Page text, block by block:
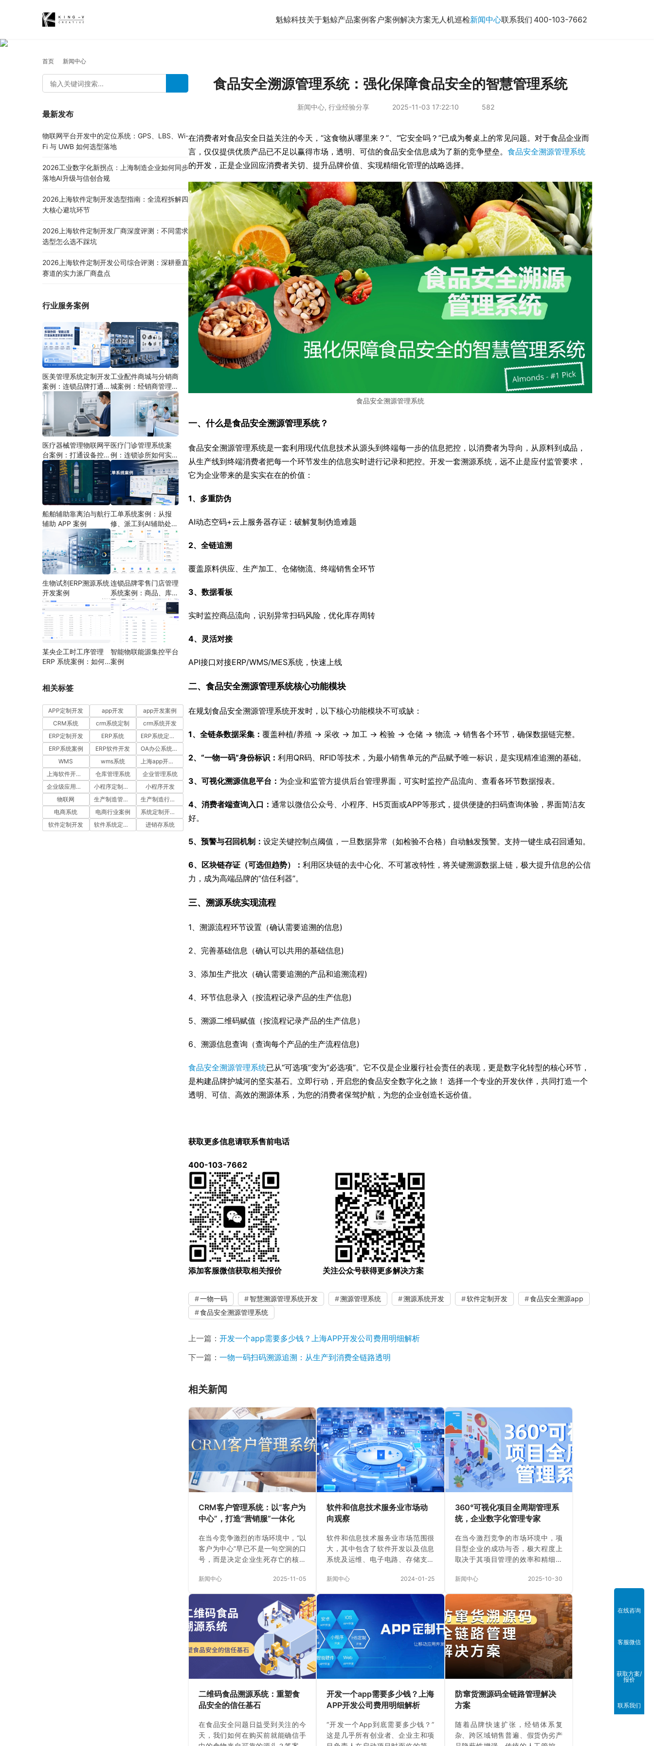
魁鲸科技关于魁鲸产品案例客户案例解决方案无人机巡检新闻中心联系我们 400-103-7662
首页 新闻中心
食品安全溯源管理系统：强化保障食品安全的智慧管理系统
新闻中心, 行业经验分享 2025-11-03 17:22:10 582
在消费者对食品安全日益关注的今天，“这食物从哪里来？”、“它安全吗？”已成为餐桌上的常见问题。对于食品企业而
言，仅仅提供优质产品已不足以赢得市场，透明、可信的食品安全信息成为了新的竞争壁垒。 食品安全溯源管理系统
的开发，正是企业回应消费者关切、提升品牌价值、实现精细化管理的战略选择。
食品安全溯源管理系统
一、什么是食品安全溯源管理系统？
食品安全溯源管理系统是一套利用现代信息技术从源头到终端每一步的信息把控，以消费者为导向，从原料到成品，
从生产线到终端消费者把每一个环节发生的信息实时进行记录和把控。开发一套溯源系统，远不止是应付监管要求，
它为企业带来的是实实在在的价值：
1、多重防伪
AI动态空码+云上服务器存证：破解复制伪造难题
2、全链追溯
覆盖原料供应、生产加工、仓储物流、终端销售全环节
3、数据看板
实时监控商品流向，识别异常扫码风险，优化库存周转
4、灵活对接
API接口对接ERP/WMS/MES系统，快速上线
二、食品安全溯源管理系统核心功能模块
在规划食品安全溯源管理系统开发时，以下核心功能模块不可或缺：
1、全链条数据采集： 覆盖种植/养殖 → 采收 → 加工 → 检验 → 仓储 → 物流 → 销售各个环节，确保数据链完整。
2、“一物一码”身份标识： 利用QR码、RFID等技术，为最小销售单元的产品赋予唯一标识，是实现精准追溯的基础。
3、可视化溯源信息平台： 为企业和监管方提供后台管理界面，可实时监控产品流向、查看各环节数据报表。
4、消费者端查询入口： 通常以微信公众号、小程序、H5页面或APP等形式，提供便捷的扫码查询体验，界面简洁友
好。
5、预警与召回机制： 设定关键控制点阈值，一旦数据异常（如检验不合格）自动触发预警。支持一键生成召回通知。
6、区块链存证（可选但趋势）： 利用区块链的去中心化、不可篡改特性，将关键溯源数据上链，极大提升信息的公信
力，成为高端品牌的“信任利器”。
三、溯源系统实现流程
1、溯源流程环节设置（确认需要追溯的信息)
2、完善基础信息（确认可以共用的基础信息)
3、添加生产批次（确认需要追溯的产品和追溯流程)
4、环节信息录入（按流程记录产品的生产信息)
5、溯源二维码赋值（按流程记录产品的生产信息）
6、溯源信息查询（查询每个产品的生产流程信息)
食品安全溯源管理系统已从“可选项”变为“必选项”。它不仅是企业履行社会责任的表现，更是数字化转型的核心环节，
是构建品牌护城河的坚实基石。立即行动，开启您的食品安全数字化之旅！ 选择一个专业的开发伙伴，共同打造一个
透明、可信、高效的溯源体系，为您的消费者保驾护航，为您的企业创造长远价值。
获取更多信息请联系售前电话
400-103-7662
添加客服微信获取相关报价 关注公众号获得更多解决方案
一物一码 智慧溯源管理系统开发 溯源管理系统 溯源系统开发 软件定制开发
食品安全溯源app
食品安全溯源管理系统
上一篇： 开发一个app需要多少钱？上海APP开发公司费用明细解析
下一篇： 一物一码扫码溯源追溯：从生产到消费全链路透明
相关新闻
CRM客户管理系统：以“客户为
中心”，打造“营销服”一体化
在当今竞争激烈的市场环境中，“以
客户为中心”早已不是一句空洞的口
号，而是决定企业生死存亡的核心
客户数据为引擎，无缝连接市场、
一、企业在客户管理场景下的常见
问题 1、市场营销 多平台营销推
广，客户线索难归集 线索下发不及
时，销售跟进不同步 广告效果难评
估，投资回报难核算 2、销售管理
销售跟进延迟，商机浪费严重 客户
信息分散，查询效率低下 订单报价
混乱，合同审批漫长 信息填写缺
失，业绩预测不准 3、售后服务 多
渠道对接支持，服务体验不…
新闻中心 2025-11-05
软件和信息技术服务业市场动
向观察
软件和信息技术服务业市场范围很
大，其中包含了软件开发以及信息
系统及运维、电子电路、存储支持
2024年1月25日国家工业和信息化
术服务业数据情况显示，2023年我
国软件业务收入合计123258亿元，
其中软件产品收入29030亿元，而
软件业利润总额为14591亿元，可
以看出，我国软件和信息技术服务
业运行良好，盈利能力保持稳定。
随着全球信息技术的迅猛发展，软
件和信息技术服务业已经逐渐成为
因素。可以说，近年来…
新闻中心 2024-01-25
360°可视化项目全周期管理系
统，企业数字化管理专家
在当今激烈竞争的市场环境中，项
目型企业的成功与否，极大程度上
取决于其项目管理的效率和精细化
陷于这样的困境： 1、信息孤岛林
数据不通，沟通成本高，决策滞
后。 2、进度“黑盒”状态：项目实际
进展如何？资源是否饱和？风险在
哪里？管理者如同“盲人摸象”。 3、
成本失控成常态：预算超支屡见不
鲜，但问题出在哪个环节？是人
力、采购还是变更管理？难以追
溯。 4、复盘总结靠“拍脑袋”：项目
交付后，成败得失缺乏数据支撑，
经验难以沉淀和复制。 这些问题，
归…
新闻中心 2025-10-30
二维码食品溯源系统：重塑食
品安全的信任基石
在食品安全问题日益受到关注的今
天，我们如何在购买前就能确信手
开发一个app需要多少钱？上海
APP开发公司费用明细解析
“开发一个App到底需要多少钱？”
这是几乎所有创业者、企业主和项
防窜货溯源码全链路管理解决
方案
随着品牌快速扩张，经销体系复
杂、跨区域销售普遍、假货伪劣产
最新发布
物联网平台开发中的定位系统：GPS、LBS、Wi-
Fi 与 UWB 如何选型落地
2026工业数字化新拐点：上海制造企业如何同步
落地AI升级与信创合规
2026上海软件定制开发选型指南：全流程拆解四
大核心避坑环节
2026上海软件定制开发厂商深度评测：不同需求
选型怎么选不踩坑
2026上海软件定制开发公司综合评测：深耕垂直
赛道的实力派厂商盘点
行业服务案例
医美管理系统定制开发
案例：连锁品牌打通多
端协同
工业配件商城与分销商
城案例：经销商管理系
统如何分期建设
医疗器械管理物联网平
台案例：打通设备控
制、状态采集与远程运
维
医疗门诊管理系统案
例：连锁诊所如何实现
多门店协同运营
船舶辅助靠离泊与航行
辅助 APP 案例
工单系统案例：从报
修、派工到AI辅助处理
的定制开发方案
生物试剂ERP溯源系统
开发案例
连锁品牌零售门店管理
系统案例：商品、库
存、会员和门店运营如
何打通
某央企工时工序管理
ERP 系统案例：如何
智能物联能源集控平台
案例
相关标签
APP定制开发 app开发
app开发案例
CRM系统
crm系统定制
crm系统开发
ERP定制开发
ERP系统
ERP系统定制多少钱一套
ERP系统案例
ERP软件开发
OA办公系统开发
WMS
wms系统
上海app开发公司
上海软件开发公司
仓库管理系统
企业管理系统
企业级应用开发服务案例
小程序定制开发
小程序开发
物联网
生产制造管理系统
生产制造行业案例
电商系统
电商行业案例
系统定制开发案例
软件定制开发
软件系统定制开发 进销存系统
在线咨询
客服微信
获取方案/
报价
联系我们